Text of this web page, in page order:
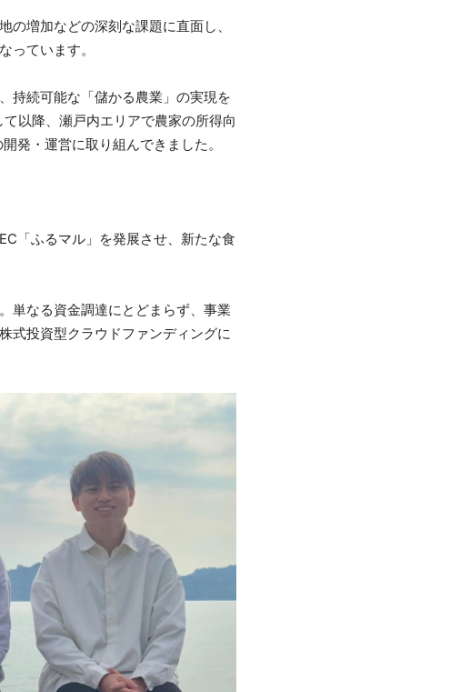
増加などの深刻な課題に直面し、
っています。
持続可能な「儲かる農業」の実現を
以降、瀬戸内エリアで農家の所得向
発・運営に取り組んできました。
「ふるマル」を発展させ、新たな食
単なる資金調達にとどまらず、事業
式投資型クラウドファンディングに